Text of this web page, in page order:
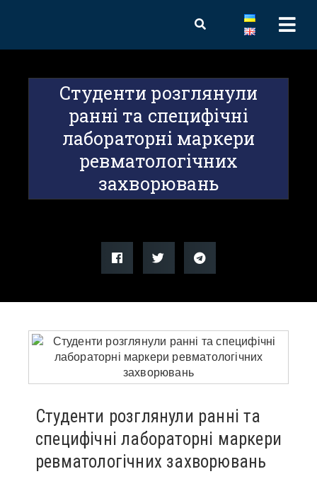
Студенти розглянули
ранні та специфічні
лабораторні маркери
ревматологічних
захворювань
Студенти розглянули ранні та
специфічні лабораторні маркери
ревматологічних захворювань